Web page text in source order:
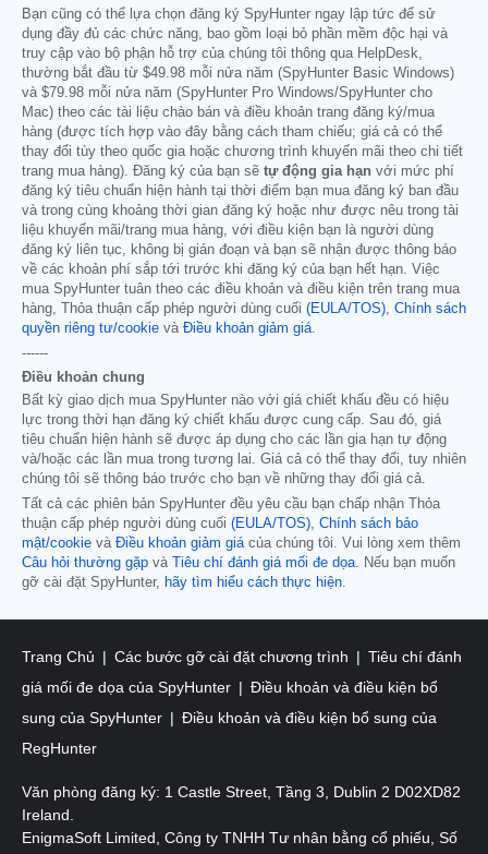
Bạn cũng có thể lựa chọn đăng ký SpyHunter ngay lập tức để sử
dụng đầy đủ các chức năng, bao gồm loại bỏ phần mềm độc hại và
truy cập vào bộ phận hỗ trợ của chúng tôi thông qua HelpDesk,
thường bắt đầu từ $49.98 mỗi nửa năm (SpyHunter Basic Windows)
và $79.98 mỗi nửa năm (SpyHunter Pro Windows/SpyHunter cho
Mac) theo các tài liệu chào bán và điều khoản trang đăng ký/mua
hàng (được tích hợp vào đây bằng cách tham chiếu; giá cả có thể
thay đổi tùy theo quốc gia hoặc chương trình khuyến mãi theo chi tiết
trang mua hàng). Đăng ký của bạn sẽ tự động gia hạn với mức phí
đăng ký tiêu chuẩn hiện hành tại thời điểm bạn mua đăng ký ban đầu
và trong cùng khoảng thời gian đăng ký hoặc như được nêu trong tài
liệu khuyến mãi/trang mua hàng, với điều kiện bạn là người dùng
đăng ký liên tục, không bị gián đoạn và bạn sẽ nhận được thông báo
về các khoản phí sắp tới trước khi đăng ký của bạn hết hạn. Việc
mua SpyHunter tuân theo các điều khoản và điều kiện trên trang mua
hàng, Thỏa thuận cấp phép người dùng cuối (EULA/TOS) Chính sách
quyền riêng tư/cookie và Điều khoản giảm giá
------
Điều khoản chung
Bất kỳ giao dịch mua SpyHunter nào với giá chiết khấu đều có hiệu
lực trong thời hạn đăng ký chiết khấu được cung cấp. Sau đó, giá
tiêu chuẩn hiện hành sẽ được áp dụng cho các lần gia hạn tự động
và/hoặc các lần mua trong tương lai. Giá cả có thể thay đổi, tuy nhiên
chúng tôi sẽ thông báo trước cho bạn về những thay đổi giá cả.
Tất cả các phiên bản SpyHunter đều yêu cầu bạn chấp nhận Thỏa
thuận cấp phép người dùng cuối (EULA/TOS) Chính sách bảo
mật/cookie và Điều khoản giảm giá của chúng tôi. Vui lòng xem thêm
Câu hỏi thường gặp và Tiêu chí đánh giá mối đe dọa . Nếu bạn muốn
gỡ cài đặt SpyHunter,
hãy tìm hiểu cách thực hiện
Trang Chủ Các bước gỡ cài đặt chương trình
Tiêu chí đánh
giá mối đe dọa của SpyHunter
Điều khoản và điều kiện bổ
sung của SpyHunter
Điều khoản và điều kiện bổ sung của
RegHunter
Văn phòng đăng ký: 1 Castle Street, Tầng 3, Dublin 2 D02XD82
Ireland.
EnigmaSoft Limited, Công ty TNHH Tư nhân bằng cổ phiếu, Số